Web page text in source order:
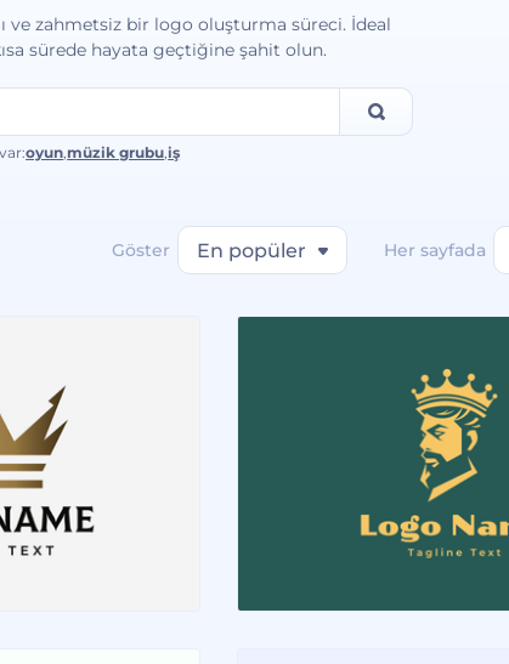
ve zahmetsiz bir logo oluşturma süreci. İdeal
sürede hayata geçtiğine şahit olun.
oyun,müzik grubu,iş
Göster En popüler Her sayfada